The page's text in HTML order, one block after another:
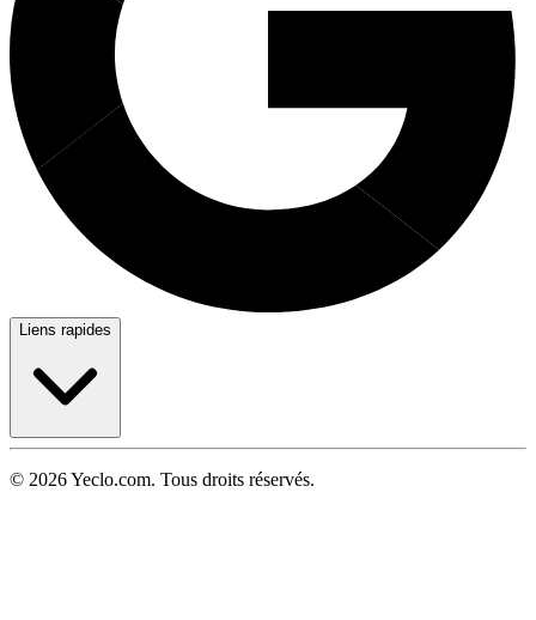
Liens rapides
© 2026 Yeclo.com. Tous droits réservés.